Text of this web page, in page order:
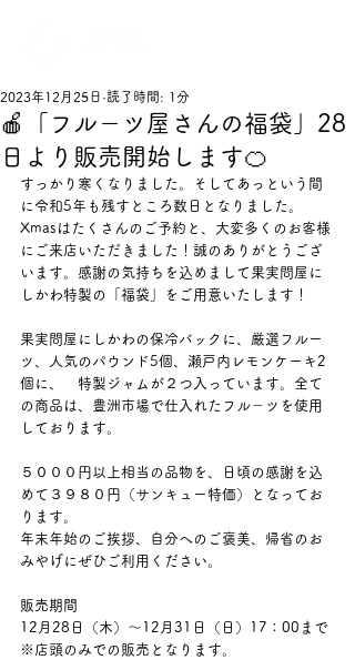
🍎「フル－ツ屋さんの福袋」28
日より販売開始します🍊
2023年12月25日 読了時間: 1分
すっかり寒くなりました。そしてあっという間
に令和5年も残すところ数日となりました。
Xmasはたくさんのご予約と、大変多くのお客様
にご来店いただきました！誠のありがとうござ
います。感謝の気持ちを込めまして果実問屋に
しかわ特製の「福袋」をご用意いたします！
果実問屋にしかわの保冷バックに、厳選フルー
ツ、人気のパウンド5個、瀬戸内レモンケーキ2
個に、　特製ジャムが２つ入っています。全て
の商品は、豊洲市場で仕入れたフル－ツを使用
しております。
５０００円以上相当の品物を、日頃の感謝を込
めて３９８０円（サンキュー特価）となってお
ります。
年末年始のご挨拶、自分へのご褒美、帰省のお
みやげにぜひご利用ください。
販売期間
12月28日（木）～12月31日（日）17：00まで
※店頭のみでの販売となります。